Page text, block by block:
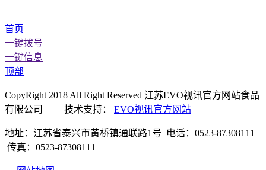
首页
一键拨号
一键信息
顶部
CopyRight 2018 All Right Reserved 江苏EVO视讯官方网站食品
有限公司 技术支持： EVO视讯官方网站
地址：江苏省泰兴市黄桥镇通联路1号 电话：0523-87308111
传真：0523-87308111